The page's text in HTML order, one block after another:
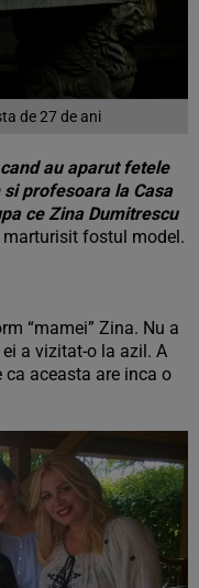
de 27 de ani
au aparut fetele
profesoara la Casa
ce Zina Dumitrescu
marturisit fostul model.
“mamei” Zina. Nu a
a vizitat-o la azil. A
aceasta are inca o